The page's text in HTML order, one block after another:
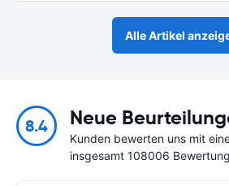
Alle Artikel
8.4 Neue
Kunden bewerten uns mit
insgesamt 108006